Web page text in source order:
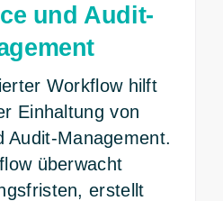
und Audit-
Workflow hilft
Einhaltung von
Audit-Management.
überwacht
erstellt